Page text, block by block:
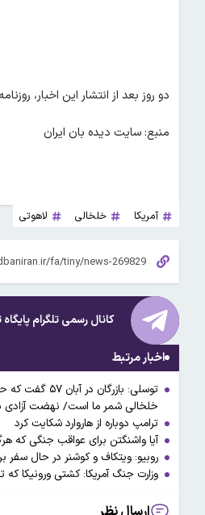
دو روز بعد از انتشار این اخبار،
منبع: سایت دیده بان ایران
آمریکا خلخالی لاهوتی
کانال رسمی تلگرام
اخبار مرتبط
توسلی:
خلخالی شمر ما است/ نهضت آزادی
ترامپ دوباره از هاروارد شکایت کرد
آیا واشنگتن برای عواقب جنگی که
روبیو: ویتکاف و کوشنر در حال سفر
وزارت جنگ آمریکا: کشتی ورونیکا